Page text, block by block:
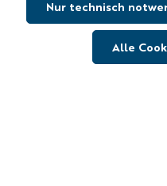
AGB
Nur technisch
Alle